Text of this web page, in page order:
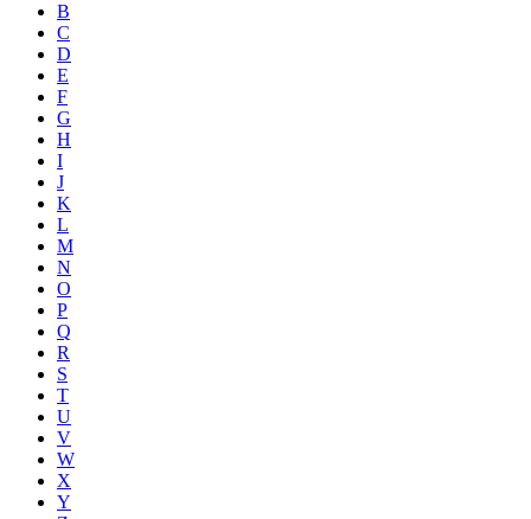
B
C
D
E
F
G
H
I
J
K
L
M
N
O
P
Q
R
S
T
U
V
W
X
Y